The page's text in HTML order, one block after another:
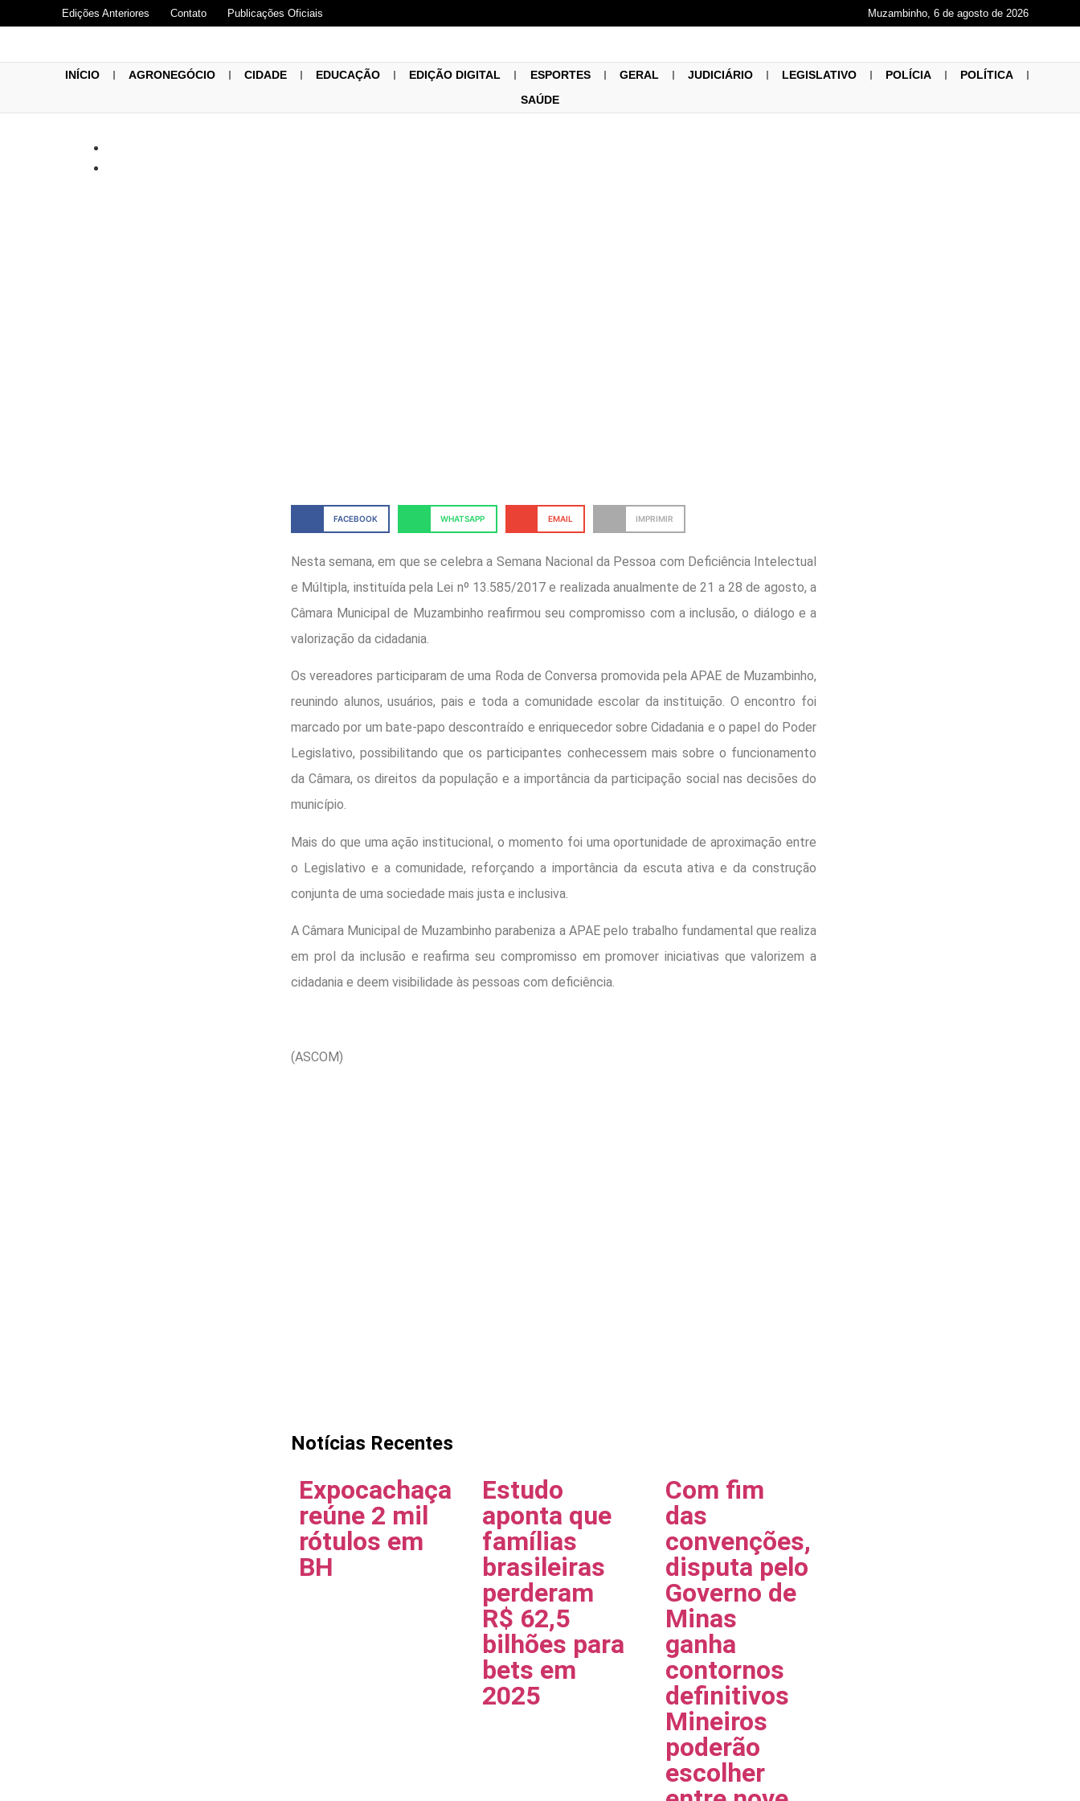
Edições Anteriores Contato Publicações Oficiais Muzambinho, 6 de agosto de 2026
INÍCIO AGRONEGÓCIO CIDADE EDUCAÇÃO EDIÇÃO DIGITAL ESPORTES GERAL JUDICIÁRIO LEGISLATIVO POLÍCIA
POLÍTICA
SAÚDE
FACEBOOK WHATSAPP EMAIL IMPRIMIR
Nesta semana, em que se celebra a Semana Nacional da Pessoa com Deficiência Intelectual
e Múltipla, instituída pela Lei nº 13.585/2017 e realizada anualmente de 21 a 28 de agosto, a
Câmara Municipal de Muzambinho reafirmou seu compromisso com a inclusão, o diálogo e a
valorização da cidadania.
Os vereadores participaram de uma Roda de Conversa promovida pela APAE de Muzambinho,
reunindo alunos, usuários, pais e toda a comunidade escolar da instituição. O encontro foi
marcado por um bate-papo descontraído e enriquecedor sobre Cidadania e o papel do Poder
Legislativo, possibilitando que os participantes conhecessem mais sobre o funcionamento
da Câmara, os direitos da população e a importância da participação social nas decisões do
município.
Mais do que uma ação institucional, o momento foi uma oportunidade de aproximação entre
o Legislativo e a comunidade, reforçando a importância da escuta ativa e da construção
conjunta de uma sociedade mais justa e inclusiva.
A Câmara Municipal de Muzambinho parabeniza a APAE pelo trabalho fundamental que realiza
em prol da inclusão e reafirma seu compromisso em promover iniciativas que valorizem a
cidadania e deem visibilidade às pessoas com deficiência.
(ASCOM)
Notícias Recentes
Expocachaça
reúne 2 mil
rótulos em
BH
Estudo
aponta que
famílias
brasileiras
perderam
R$ 62,5
bilhões para
bets em
2025
Com fim
das
convenções,
disputa pelo
Governo de
Minas
ganha
contornos
definitivos
Mineiros
poderão
escolher